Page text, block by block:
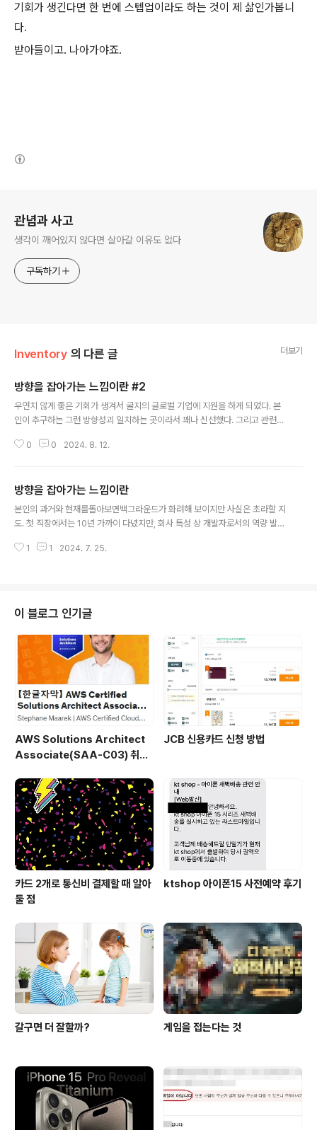
기회가 생긴다면 한 번에 스텝업이라도 하는 것이 제 삶인가봅니
다.
받아들이고. 나아가야죠.
관념과 사고
생각이 깨어있지 않다면 살아갈 이유도 없다
구독하기
Inventory 의 다른 글 더보기
방향을 잡아가는 느낌이란 #2
우연치 않게 좋은 기회가 생겨서 굴지의 글로벌 기업에 지원을 하게 되었다. 본
인이 추구하는 그런 방향성괴 일치하는 곳이라서 꽤나 신선했다. 그리고 관련된
라는 글이 있었다. 뒤돌아보면 나는 무엇을 준비했는가? 라는 의문부터 들더라.
자격증이라도 따야겠다. 자격증이 모든 것을 대변해 주지는 않는다. 하지만 적
어도, 공부를 하고 지식을 늘릴 수 있다. 그리고 그것을 통해서 또 다른 기회를
얻을 수도 있다. 여태까지 자격증을 따지 않았던 것은 내가 마냥 게을러서만은
0 0 2024. 8. 12.
방향을 잡아가는 느낌이란
본인의 과거와 현재를돌아보면백그라운드가 화려해 보이지만 사실은 초라할 지
도. 첫 직장에서는 10년 가까이 다녔지만, 회사 특성 상 개발자로서의 역량 발전
일도 겪고 다양한 프로젝트도 수행하면서본인의 개발 역량에 큰 향상은 있었지
있습니다.적지 않은 나이에, 특정 전문화된 기술을 보유하고 있지 않다는 것.비
즈니스의 Needs에 맞추어서 업무를 수행하다 보니 그렇게 되었네요. 하지만
그보다 더 중요..
1 1 2024. 7. 25.
이 블로그 인기글
AWS Solutions Architect
Associate(SAA-C03) 취득
JCB 신용카드 신청 방법
카드 2개로 통신비 결제할 때 알아
둘 점
ktshop 아이폰15 사전예약 후기
갈구면 더 잘할까? 게임을 접는다는 것